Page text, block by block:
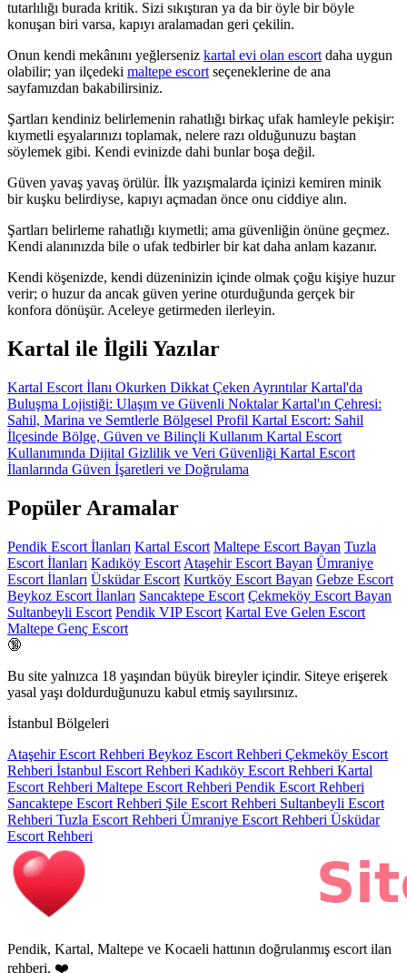
tutarlılığı burada kritik. Sizi sıkıştıran ya da bir öyle bir böyle
konuşan biri varsa, kapıyı aralamadan geri çekilin.
Onun kendi mekânını yeğlerseniz kartal evi olan escort daha uygun
olabilir; yan ilçedeki maltepe escort seçeneklerine de ana
sayfamızdan bakabilirsiniz.
Şartları kendiniz belirlemenin rahatlığı birkaç ufak hamleyle pekişir:
kıymetli eşyalarınızı toplamak, nelere razı olduğunuzu baştan
söylemek gibi. Kendi evinizde dahi bunlar boşa değil.
Güven yavaş yavaş örülür. İlk yazışmalarda içinizi kemiren minik
bir kuşku belirdiyse, kapıyı açmadan önce onu ciddiye alın.
Şartları belirleme rahatlığı kıymetli; ama güvenliğin önüne geçmez.
Kendi alanınızda bile o ufak tedbirler bir kat daha anlam kazanır.
Kendi köşenizde, kendi düzeninizin içinde olmak çoğu kişiye huzur
verir; o huzur da ancak güven yerine oturduğunda gerçek bir
konfora dönüşür. Aceleye getirmeden ilerleyin.
Kartal ile İlgili Yazılar
Kartal Escort İlanı Okurken Dikkat Çeken AyrıntılarKartal'da
Buluşma Lojistiği: Ulaşım ve Güvenli NoktalarKartal'ın Çehresi:
Sahil, Marina ve Semtlerle Bölgesel Profil Kartal Escort: Sahil
İlçesinde Bölge, Güven ve Bilinçli Kullanım Kartal Escort
Kullanımında Dijital Gizlilik ve Veri Güvenliği Kartal Escort
İlanlarında Güven İşaretleri ve Doğrulama
Popüler Aramalar
Pendik Escort İlanları Kartal Escort Maltepe Escort Bayan Tuzla
Escort İlanları Kadıköy Escort Ataşehir Escort Bayan Ümraniye
Escort İlanları Üsküdar Escort Kurtköy Escort Bayan Gebze Escort
Beykoz Escort İlanları Sancaktepe Escort Çekmeköy Escort Bayan
Sultanbeyli Escort Pendik VIP Escort Kartal Eve Gelen Escort
Maltepe Genç Escort
🔞
Bu site yalnızca 18 yaşından büyük bireyler içindir. Siteye erişerek
yasal yaşı doldurduğunuzu kabul etmiş sayılırsınız.
İstanbul Bölgeleri
Ataşehir Escort Rehberi Beykoz Escort Rehberi Çekmeköy Escort
Rehberi İstanbul Escort Rehberi Kadıköy Escort Rehberi Kartal
Escort Rehberi Maltepe Escort Rehberi Pendik Escort Rehberi
Sancaktepe Escort Rehberi Şile Escort Rehberi Sultanbeyli Escort
Rehberi Tuzla Escort Rehberi Ümraniye Escort Rehberi Üsküdar
Escort Rehberi
Pendik, Kartal, Maltepe ve Kocaeli hattının doğrulanmış escort ilan
rehberi. ❤️